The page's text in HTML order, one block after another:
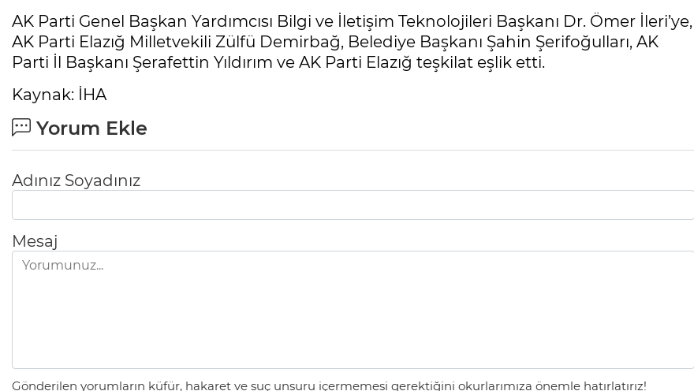
AK Parti Genel Başkan Yardımcısı Bilgi ve İletişim Teknolojileri Başkanı Dr. Ömer İleri’ye,
AK Parti Elazığ Milletvekili Zülfü Demirbağ, Belediye Başkanı Şahin Şerifoğulları, AK
Parti İl Başkanı Şerafettin Yıldırım ve AK Parti Elazığ teşkilat eşlik etti.
Kaynak: İHA
Yorum Ekle
Adınız Soyadınız
Mesaj
Gönderilen yorumların küfür, hakaret ve suç unsuru içermemesi gerektiğini okurlarımıza önemle hatırlatırız!